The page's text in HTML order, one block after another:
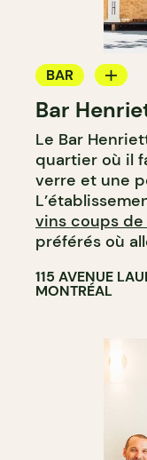
BAR
BAR À VIN
BAR À
Bar
Le Bar
quartier où il
verre et une
vins coups
préférés où
115 AVENUE
MONTRÉAL